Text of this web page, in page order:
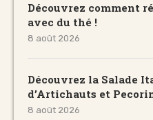
Découvrez comment
avec du thé !
8 août 2026
Découvrez la Salade
d’Artichauts et
8 août 2026